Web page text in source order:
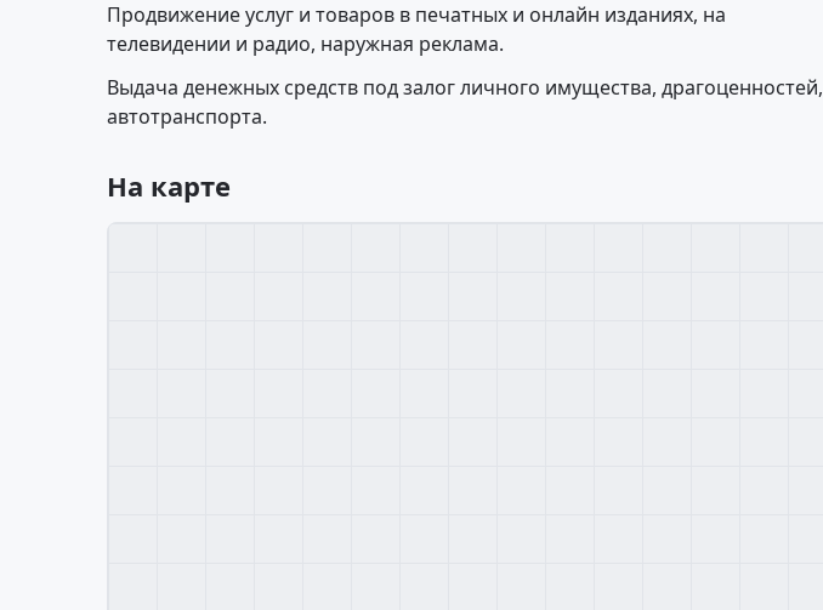
Продвижение услуг и товаров в печатных и онлайн изданиях, на
телевидении и радио, наружная реклама.
Выдача денежных средств под залог личного имущества, драгоценностей,
автотранспорта.
На карте